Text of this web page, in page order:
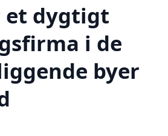
et dygtigt
i de
byer